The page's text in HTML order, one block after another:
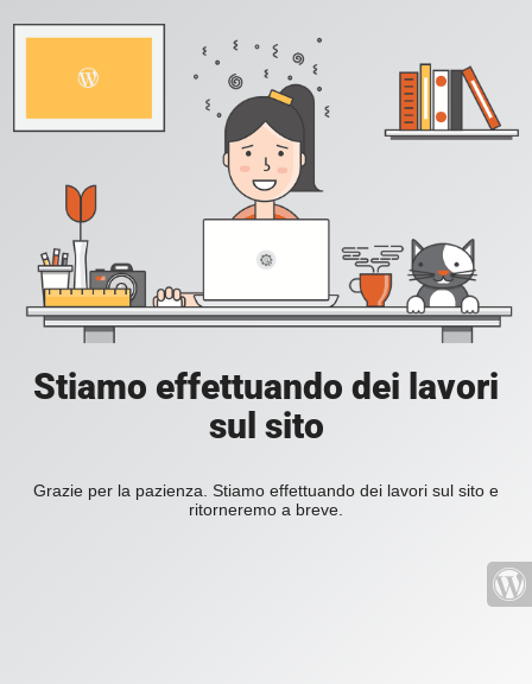
Stiamo effettuando dei lavori
sul sito
Grazie per la pazienza. Stiamo effettuando dei lavori sul sito e
ritorneremo a breve.